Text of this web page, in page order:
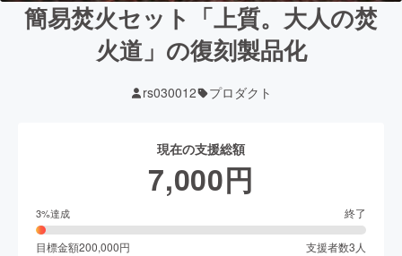
簡易焚火セット「上質。大人の焚
火道」の復刻製品化
rs030012 プロダクト
現在の支援総額
7,000円
3%達成 終了
目標金額200,000円 支援者数3 人